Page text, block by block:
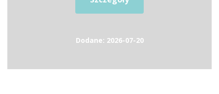
Dodane: 2026-07-20